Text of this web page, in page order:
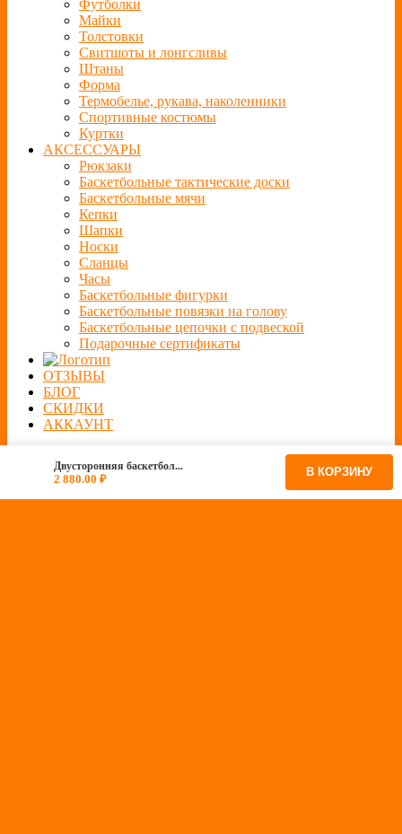
Футболки
Майки
Толстовки
Свитшоты и лонгсливы
Штаны
Форма
Термобелье, рукава, наколенники
Спортивные костюмы
Куртки
АКСЕССУАРЫ
Рюкзаки
Баскетбольные тактические доски
Баскетбольные мячи
Кепки
Шапки
Носки
Сланцы
Часы
Баскетбольные фигурки
Баскетбольные повязки на голову
Баскетбольные цепочки с подвеской
Подарочные сертификаты
ОТЗЫВЫ
БЛОГ
СКИДКИ
АККАУНТ
Двусторонняя баскетбол...
2 880.00 ₽ В КОРЗИНУ